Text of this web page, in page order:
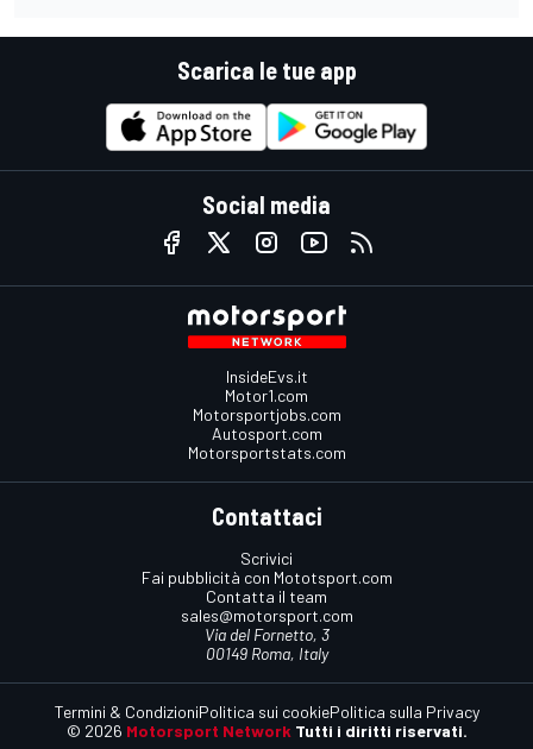
Scarica le tue app
Social media
InsideEvs.it
Motor1.com
Motorsportjobs.com
Autosport.com
Motorsportstats.com
Contattaci
Scrivici
Fai pubblicità con Mototsport.com
Contatta il team
sales@motorsport.com
Via del Fornetto, 3
00149 Roma, Italy
© 2026 Motorsport Network Tutti i diritti riservati.
Termini & CondizioniPolitica sui cookiePolitica sulla Privacy